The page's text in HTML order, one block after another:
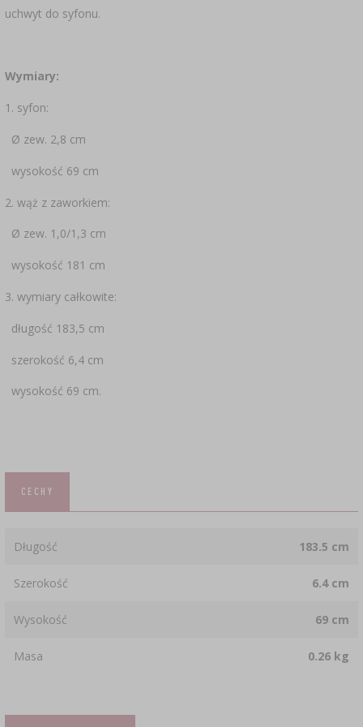
uchwyt do syfonu.
Wymiary:
1. syfon:
Ø zew. 2,8 cm
wysokość 69 cm
2. wąż z zaworkiem:
Ø zew. 1,0/1,3 cm
wysokość 181 cm
3. wymiary całkowite:
długość 183,5 cm
szerokość 6,4 cm
wysokość 69 cm.
CECHY
Długość 183.5 cm
Szerokość 6.4 cm
Wysokość 69 cm
Masa 0.26 kg